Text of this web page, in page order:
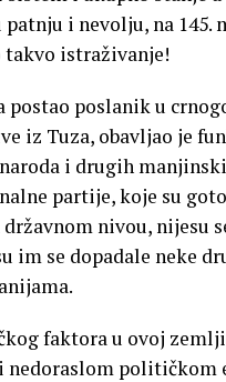
i nevolju, na 145.
takvo istraživanje!
postao poslanik u
iz Tuza, obavljao je
i drugih
partije, koje su
nivou, nijesu
im se dopadale neke
faktora u ovoj
političkom